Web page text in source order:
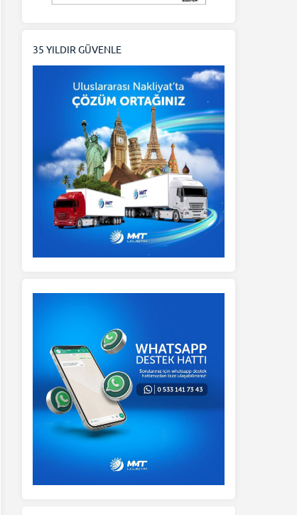
35 YILDIR GÜVENLE